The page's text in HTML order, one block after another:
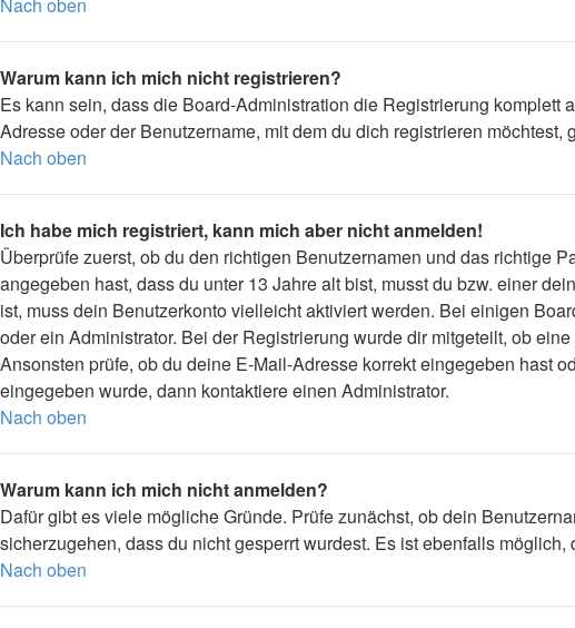
Warum kann ich mich nicht registrieren?
Es kann sein, dass die Board-Administration die Registrierung
Adresse oder der Benutzername, mit dem du dich registrieren
Nach oben
Ich habe mich registriert, kann mich aber nicht anmelden!
Überprüfe zuerst, ob du den richtigen Benutzernamen und das richtige
angegeben hast, dass du unter 13 Jahre alt bist, musst du bzw. einer
ist, muss dein Benutzerkonto vielleicht aktiviert werden. Bei einigen
oder ein Administrator. Bei der Registrierung wurde dir mitgeteilt, ob
Ansonsten prüfe, ob du deine E-Mail-Adresse korrekt eingegeben hast
eingegeben wurde, dann kontaktiere einen Administrator.
Nach oben
Warum kann ich mich nicht anmelden?
Dafür gibt es viele mögliche Gründe. Prüfe zunächst, ob dein
sicherzugehen, dass du nicht gesperrt wurdest. Es ist ebenfalls
Nach oben